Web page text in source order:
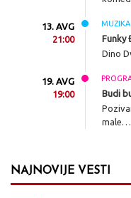
13. AVG
21:00
MUZIKA
Funky
Dino
19. AVG
19:00
Budi
male…
NAJNOVIJE VESTI